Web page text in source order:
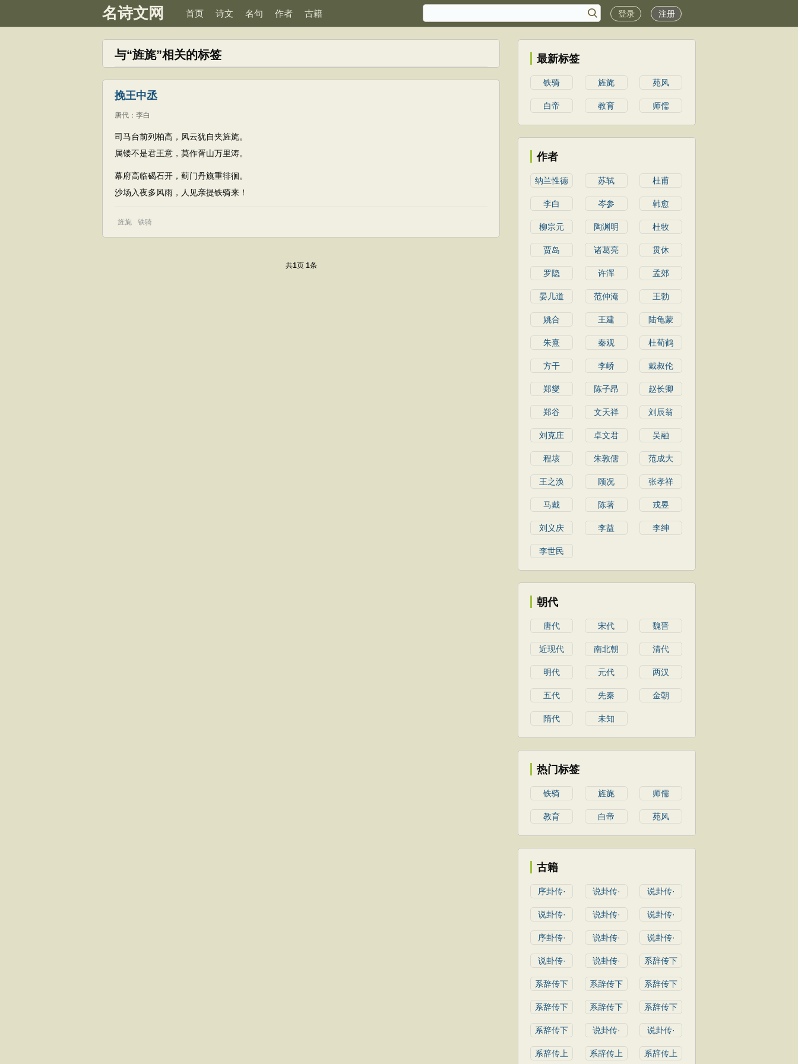
名诗文网 首页 诗文 名句 作者 古籍 登录 注册
与“旌旄”相关的标签
挽王中丞
唐代 ： 李白
司马台前列柏高，风云犹自夹旌旄。
属镂不是君王意，莫作胥山万里涛。
幕府高临碣石开，蓟门丹旐重徘徊。
沙场入夜多风雨，人见亲提铁骑来！
旌旄 铁骑
共1页 1条
最新标签
铁骑 旌旄 苑风
白帝 教育 师儒
作者
纳兰性德 苏轼 杜甫
李白 岑参 韩愈
柳宗元 陶渊明 杜牧
贾岛 诸葛亮 贯休
罗隐 许浑 孟郊
晏几道 范仲淹 王勃
姚合 王建 陆龟蒙
朱熹 秦观 杜荀鹤
方干 李峤 戴叔伦
郑燮 陈子昂 赵长卿
郑谷 文天祥 刘辰翁
刘克庄 卓文君 吴融
程垓 朱敦儒 范成大
王之涣 顾况 张孝祥
马戴 陈著 戎昱
刘义庆 李益 李绅
李世民
朝代
唐代 宋代 魏晋
近现代 南北朝 清代
明代 元代 两汉
五代 先秦 金朝
隋代 未知
热门标签
铁骑 旌旄 师儒
教育 白帝 苑风
古籍
序卦传· 说卦传· 说卦传·
说卦传· 说卦传· 说卦传·
序卦传· 说卦传· 说卦传·
说卦传· 说卦传· 系辞传下
系辞传下 系辞传下 系辞传下
系辞传下 系辞传下 系辞传下
系辞传下 说卦传· 说卦传·
系辞传上 系辞传上 系辞传上